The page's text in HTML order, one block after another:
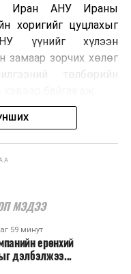
Иран АНУ Ираны
хоригийг цуцлахыг
үүнийг хүлээн
замаар зорчих хөлөг
төлбөрийн
булан руу нэвтрэх
Харин үйлчилгээний
дэлхийн газрын
эрчим хүчний зах
боломжтой гэж
МЭДЭЭ
59 минут
ерөнхий
дэлбэлжээ...